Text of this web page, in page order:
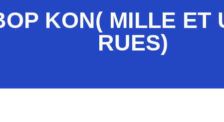
KON( MILLE ET
RUES)